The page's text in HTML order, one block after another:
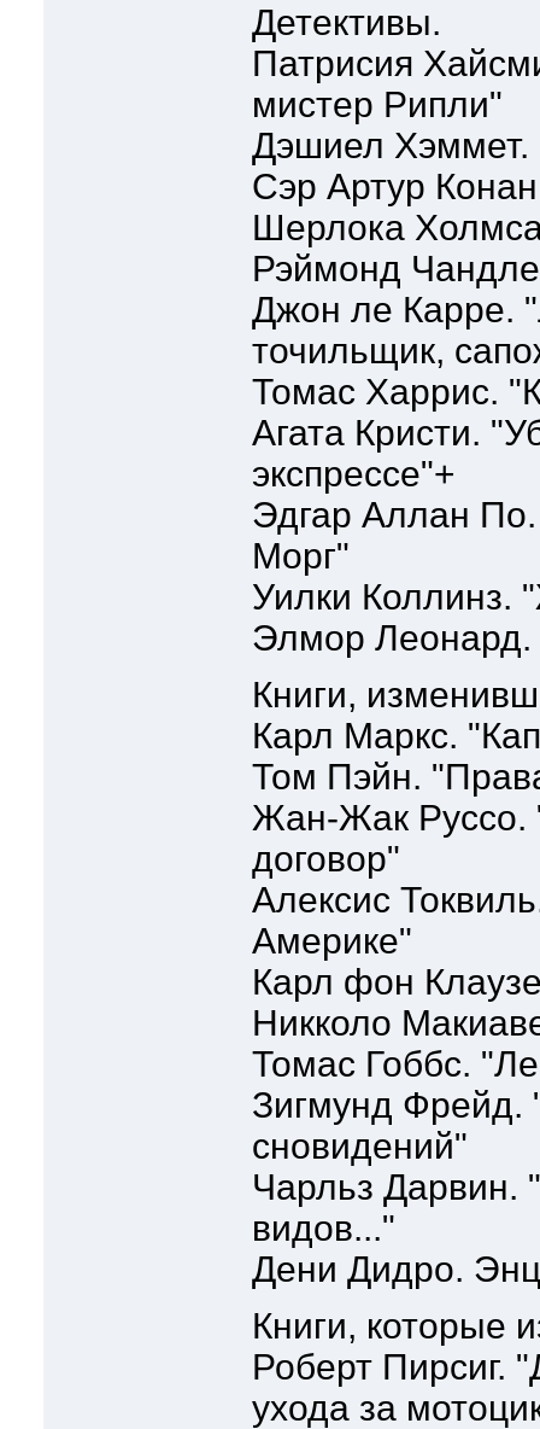
Детективы.
Патрисия
мистер Рипли"
Дэшиел Хэммет.
Сэр Артур
Шерлока
Рэймонд
Джон ле Карре.
точильщик,
Томас Харрис.
Агата Кристи.
экспрессе"+
Эдгар Аллан
Морг"
Уилки
Элмор
Книги,
Карл Маркс.
Том Пэйн.
Жан-Жак Руссо.
договор"
Алексис
Америке"
Карл фон
Никколо
Томас Гоббс.
Зигмунд Фрейд.
сновидений"
Чарльз Дарвин.
видов..."
Дени Дидро.
Книги, которые
Роберт Пирсиг.
ухода за